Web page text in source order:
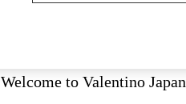
Welcome to Valentino Japan